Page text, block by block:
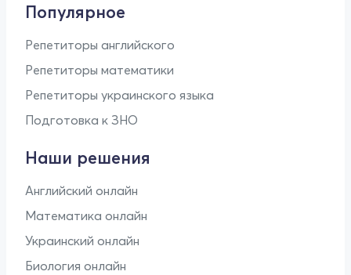
Популярное
Репетиторы английского
Репетиторы математики
Репетиторы украинского языка
Подготовка к ЗНО
Наши решения
Английский онлайн
Математика онлайн
Украинский онлайн
Биология онлайн